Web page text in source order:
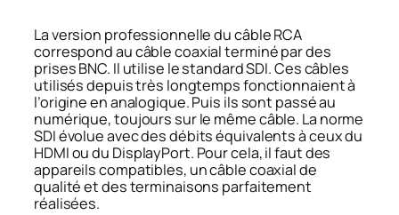
La version professionnelle du câble RCA
correspond au câble coaxial terminé par des
prises BNC. Il utilise le standard SDI. Ces câbles
utilisés depuis très longtemps fonctionnaient à
l’origine en analogique. Puis ils sont passé au
numérique, toujours sur le même câble. La norme
SDI évolue avec des débits équivalents à ceux du
HDMI ou du DisplayPort. Pour cela, il faut des
appareils compatibles, un câble coaxial de
qualité et des terminaisons parfaitement
réalisées.